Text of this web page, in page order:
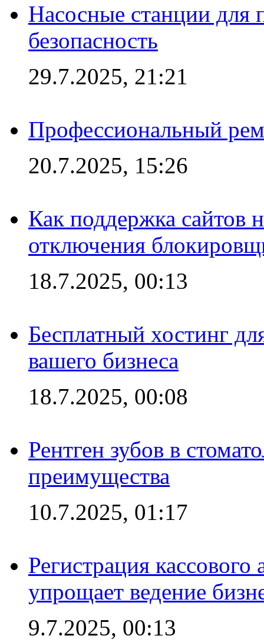
Насосные станции для
безопасность
29.7.2025, 21:21
Профессиональный
20.7.2025, 15:26
Как поддержка сайтов
отключения
18.7.2025, 00:13
Бесплатный хостинг
вашего бизнеса
18.7.2025, 00:08
Рентген зубов в
преимущества
10.7.2025, 01:17
Регистрация
упрощает ведение
9.7.2025, 00:13